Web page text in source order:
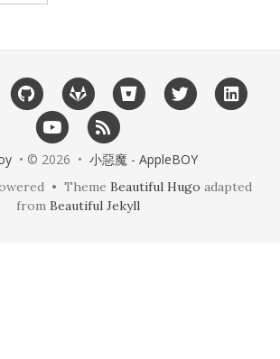
• © 2026 • 小惡魔 - AppleBOY
• Theme Beautiful Hugo adapted
from Beautiful Jekyll